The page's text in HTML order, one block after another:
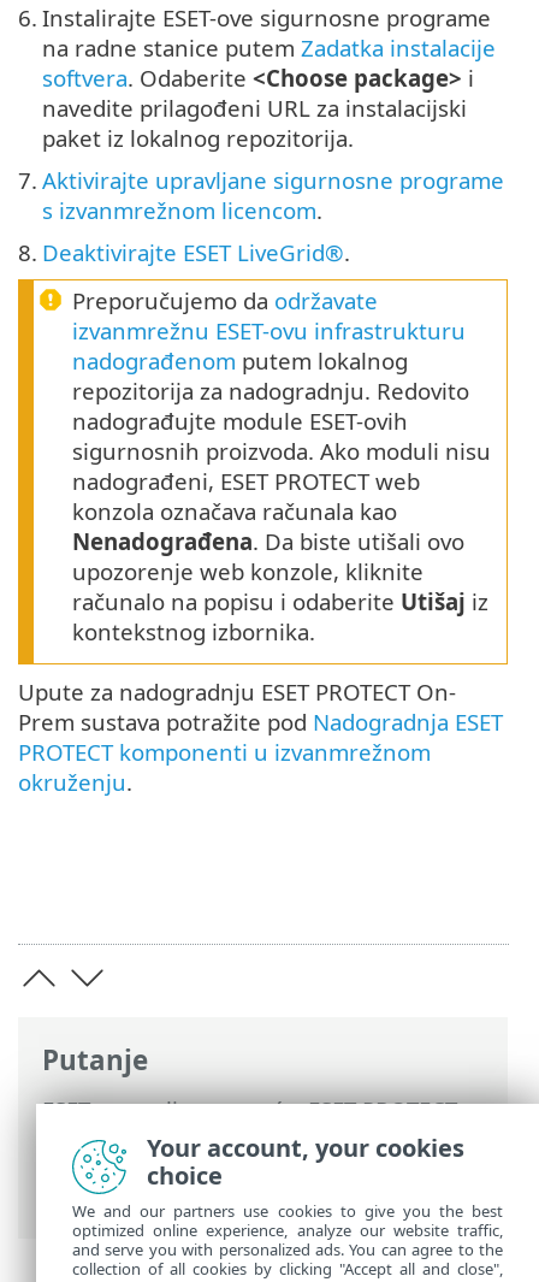
Putanje
ESET-ova online pomoć>ESET PROTECT
On-Prem
>Instaliraj> Scenarij za
izvanmrežnu instalaciju za ESET PROTECT
On-Prem
6. Instalirajte ESET-ove sigurnosne programe
na radne stanice putem Zadatka instalacije
softvera. Odaberite <Choose package> i
navedite prilagođeni URL za instalacijski
paket iz lokalnog repozitorija.
7. Aktivirajte upravljane sigurnosne programe
s izvanmrežnom licencom.
8. Deaktivirajte ESET LiveGrid®.
Preporučujemo da održavate
izvanmrežnu ESET-ovu infrastrukturu
nadograđenom putem lokalnog
repozitorija za nadogradnju. Redovito
nadograđujte module ESET-ovih
sigurnosnih proizvoda. Ako moduli nisu
nadograđeni, ESET PROTECT web
konzola označava računala kao
Nenadograđena. Da biste utišali ovo
upozorenje web konzole, kliknite
računalo na popisu i odaberite Utišaj iz
kontekstnog izbornika.
Upute za nadogradnju ESET PROTECT On-
Prem sustava potražite pod Nadogradnja ESET
PROTECT komponenti u izvanmrežnom
okruženju.
Your account, your cookies
choice
We and our partners use cookies to give you the best
optimized online experience, analyze our website traffic,
and serve you with personalized ads. You can agree to the
collection of all cookies by clicking "Accept all and close",